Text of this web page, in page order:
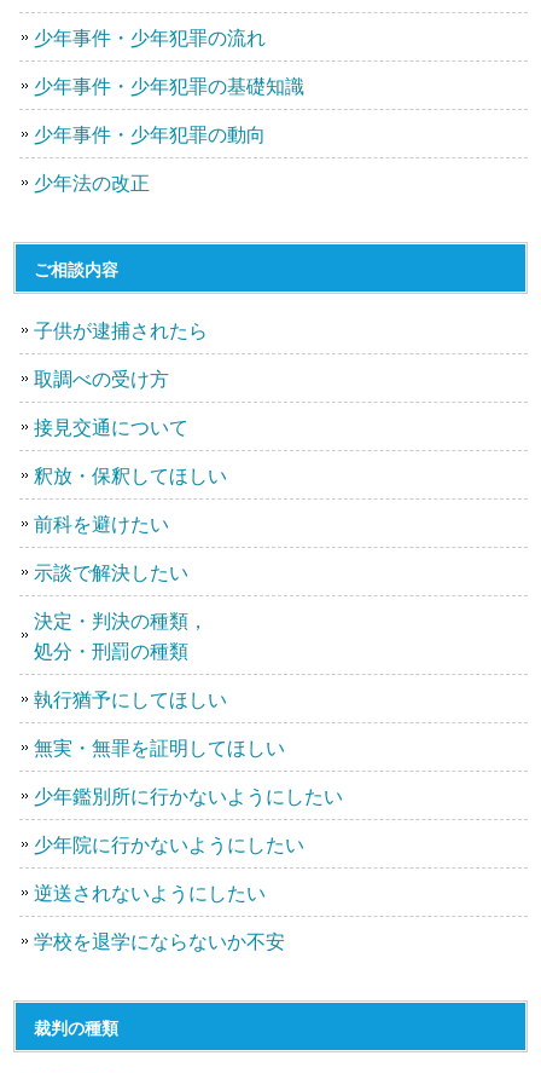
少年事件・少年犯罪の流れ
少年事件・少年犯罪の基礎知識
少年事件・少年犯罪の動向
少年法の改正
ご相談内容
子供が逮捕されたら
取調べの受け方
接見交通について
釈放・保釈してほしい
前科を避けたい
示談で解決したい
決定・判決の種類，
処分・刑罰の種類
執行猶予にしてほしい
無実・無罪を証明してほしい
少年鑑別所に行かないようにしたい
少年院に行かないようにしたい
逆送されないようにしたい
学校を退学にならないか不安
裁判の種類